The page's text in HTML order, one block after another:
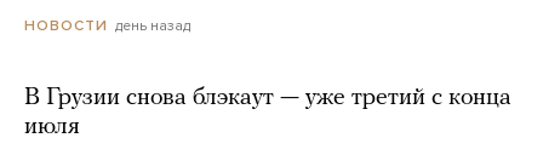
НОВОСТИ день назад
В Грузии снова блэкаут — уже третий с конца
июля